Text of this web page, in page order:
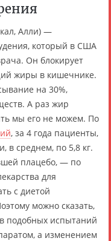
Алли) —
который в США
Он блокирует
жиры в кишечнике.
на 30%,
А раз жир
мы его не можем. По
, за 4 года пациенты,
в среднем, по 5,8 кг.
плацебо, — по
для
с диетой
можно сказать,
подобных испытаний
а изменением